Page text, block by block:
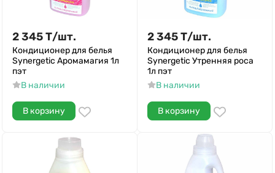
2 345Т/шт.
Кондиционер для белья
Synergetic Аромамагия 1л
пэт
В наличии
В корзину
2 345Т/шт.
Кондиционер для белья
Synergetic Утренняя роса
1л пэт
В наличии
В корзину